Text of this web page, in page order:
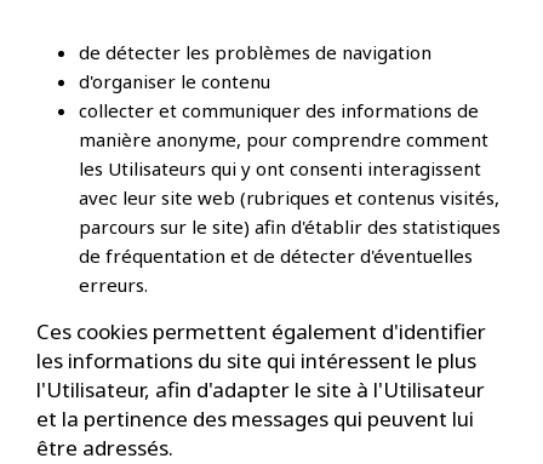
de détecter les problèmes de navigation
d'organiser le contenu
collecter et communiquer des informations de
manière anonyme, pour comprendre comment
les Utilisateurs qui y ont consenti interagissent
avec leur site web (rubriques et contenus visités,
parcours sur le site) afin d'établir des statistiques
de fréquentation et de détecter d'éventuelles
erreurs.
Ces cookies permettent également d'identifier
les informations du site qui intéressent le plus
l'Utilisateur, afin d'adapter le site à l'Utilisateur
et la pertinence des messages qui peuvent lui
être adressés.